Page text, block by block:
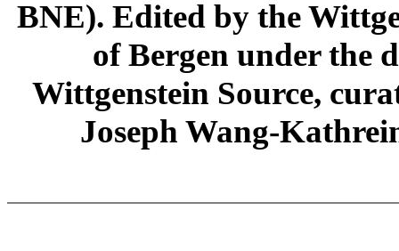
BNE). Edited by the
of Bergen under the
Wittgenstein Source,
Joseph Wang-